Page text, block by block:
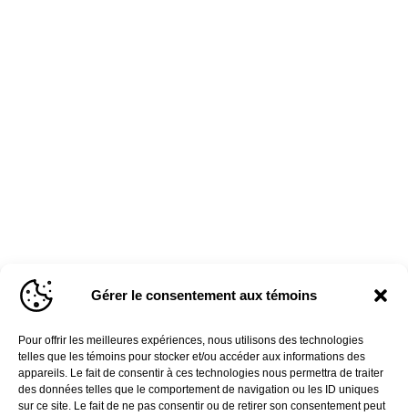
Gérer le consentement aux témoins
Pour offrir les meilleures expériences, nous utilisons des technologies
telles que les témoins pour stocker et/ou accéder aux informations des
appareils. Le fait de consentir à ces technologies nous permettra de traiter
des données telles que le comportement de navigation ou les ID uniques
sur ce site. Le fait de ne pas consentir ou de retirer son consentement peut